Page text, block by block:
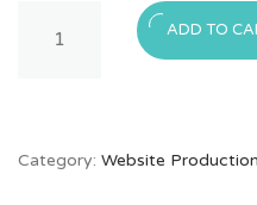
Marketplace/Forum
quantity
ADD TO
Category: Website Production